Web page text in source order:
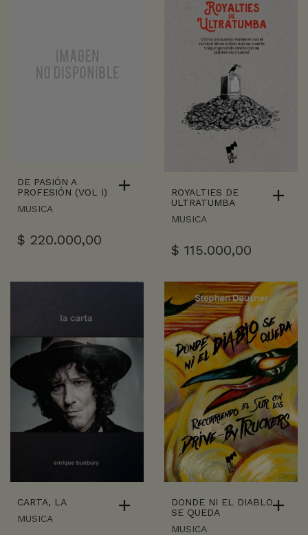
DE PASIÓN A
PROFESIÓN (VOL I)
MUSICA
$ 220.000,00
ROYALTIES DE
ULTRATUMBA
MUSICA
$ 115.000,00
CARTA, LA
MUSICA
DONDE NI EL DIABLO
SE QUEDA
MUSICA